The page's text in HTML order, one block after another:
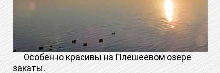
Особенно красивы на Плещеевом озере
закаты.